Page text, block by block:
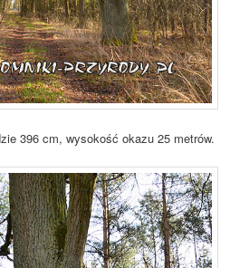
396 cm, wysokość okazu 25 metrów.